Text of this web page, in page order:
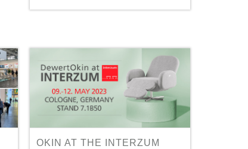
OKIN AT THE INTERZUM